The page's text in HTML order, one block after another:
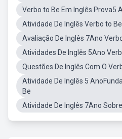
Verbo to Be Em Inglês Prova5
Atividade De Inglês Verbo to
Avaliação De Inglês 7Ano
Atividades De Inglês 5Ano
Questões De Inglês Com O
Atividade De Inglês 5
Be
Atividade De Inglês 7Ano